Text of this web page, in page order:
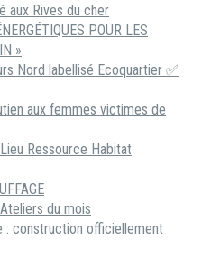
aux Rives du cher
POUR LES
»
Nord labellisé Ecoquartier ✅
aux femmes victimes de
Ressource Habitat
du mois
: construction officiellement